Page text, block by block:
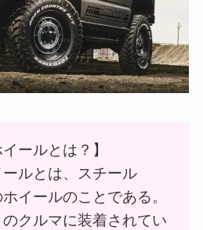
ールとは？】
ルとは、スチール
ホイールのことである。
クルマに装着されてい